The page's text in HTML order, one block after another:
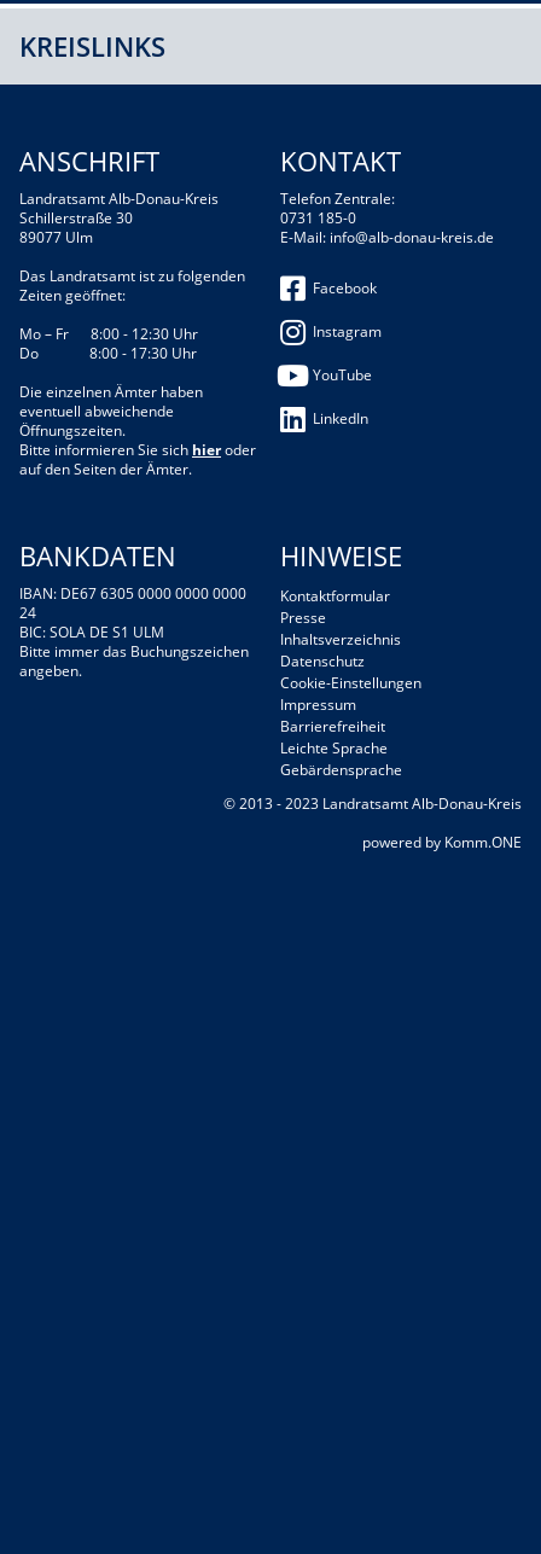
KREISLINKS
ANSCHRIFT
Landratsamt Alb-Donau-Kreis
Schillerstraße 30
89077 Ulm
Das Landratsamt ist zu folgenden
Zeiten geöffnet:
Mo – Fr 8:00 - 12:30 Uhr
Do 8:00 - 17:30 Uhr
Die einzelnen Ämter haben
eventuell abweichende
Öffnungszeiten.
Bitte informieren Sie sich hieroder
auf den Seiten der Ämter.
KONTAKT
Telefon Zentrale:
0731 185-0
E-Mail: info@alb-donau-kreis.de
Facebook
Instagram
YouTube
LinkedIn
BANKDATEN
IBAN: DE67 6305 0000 0000 0000
24
BIC: SOLA DE S1 ULM
Bitte immer das Buchungszeichen
angeben.
HINWEISE
Kontaktformular
Presse
Inhaltsverzeichnis
Datenschutz
Cookie-Einstellungen
Impressum
Barrierefreiheit
Leichte Sprache
Gebärdensprache
© 2013 - 2023 Landratsamt Alb-Donau-Kreis
powered by Komm.ONE